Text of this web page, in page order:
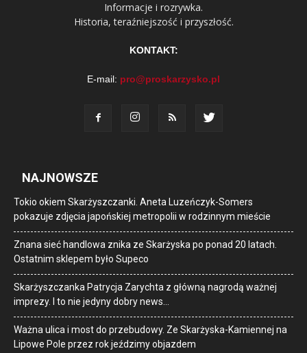
Informacje i rozrywka.
Historia, teraźniejszość i przyszłość.
KONTAKT:
E-mail: pro@proskarzysko.pl
NAJNOWSZE
Tokio okiem Skarżyszczanki. Aneta Luzeńczyk-Somers
pokazuje zdjęcia japońskiej metropolii w rodzinnym mieście
Znana sieć handlowa znika ze Skarżyska po ponad 20 latach.
Ostatnim sklepem było Supeco
Skarżyszczanka Patrycja Zarychta z główną nagrodą ważnej
imprezy. I to nie jedyny dobry news…
Ważna ulica i most do przebudowy. Ze Skarżyska-Kamiennej na
Lipowe Pole przez rok jeździmy objazdem